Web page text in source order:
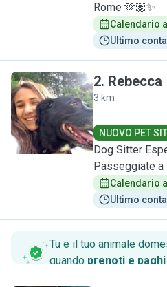
Rome 🫶🏽✨
Calendario
Ultimo
R
2. Rebecca
3 km
NUOVO PET
Dog Sitter
Passeggiate a
Calendario
Ultimo
Tu e il tuo animale
quando prenoti e